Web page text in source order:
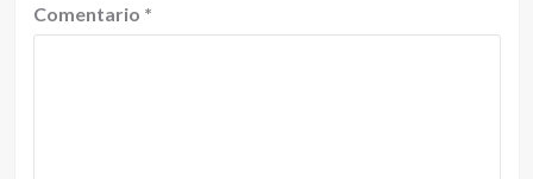
Comentario *